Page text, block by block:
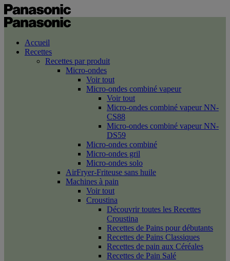
Accueil
Recettes
Recettes par produit
Micro-ondes
Voir tout
Micro-ondes combiné vapeur
Voir tout
Micro-ondes combiné vapeur NN-
CS88
Micro-ondes combiné vapeur NN-
DS59
Micro-ondes combiné
Micro-ondes gril
Micro-ondes solo
AirFryer-Friteuse sans huile
Machines à pain
Voir tout
Croustina
Découvrir toutes les Recettes
Croustina
Recettes de Pains pour débutants
Recettes de Pains Classiques
Recettes de pain aux Céréales
Recettes de Pain Salé